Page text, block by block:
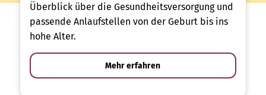
Überblick über die Gesundheitsversorgung und
passende Anlaufstellen von der Geburt bis ins
hohe Alter.
Mehr erfahren